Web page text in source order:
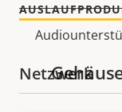
Netzwerk